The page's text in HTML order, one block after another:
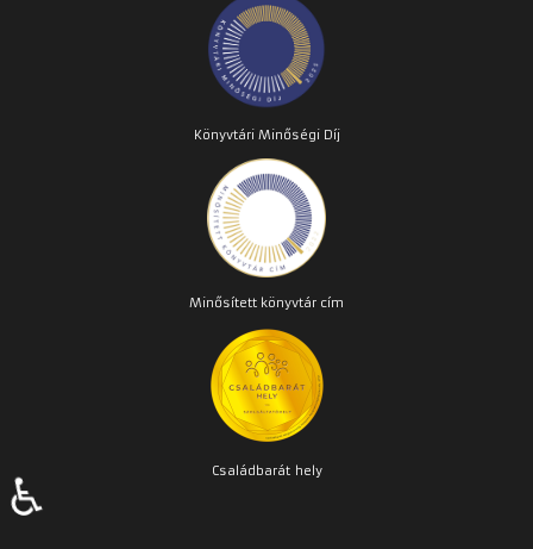
Könyvtári Minőségi Díj
Minősített könyvtár cím
Családbarát hely